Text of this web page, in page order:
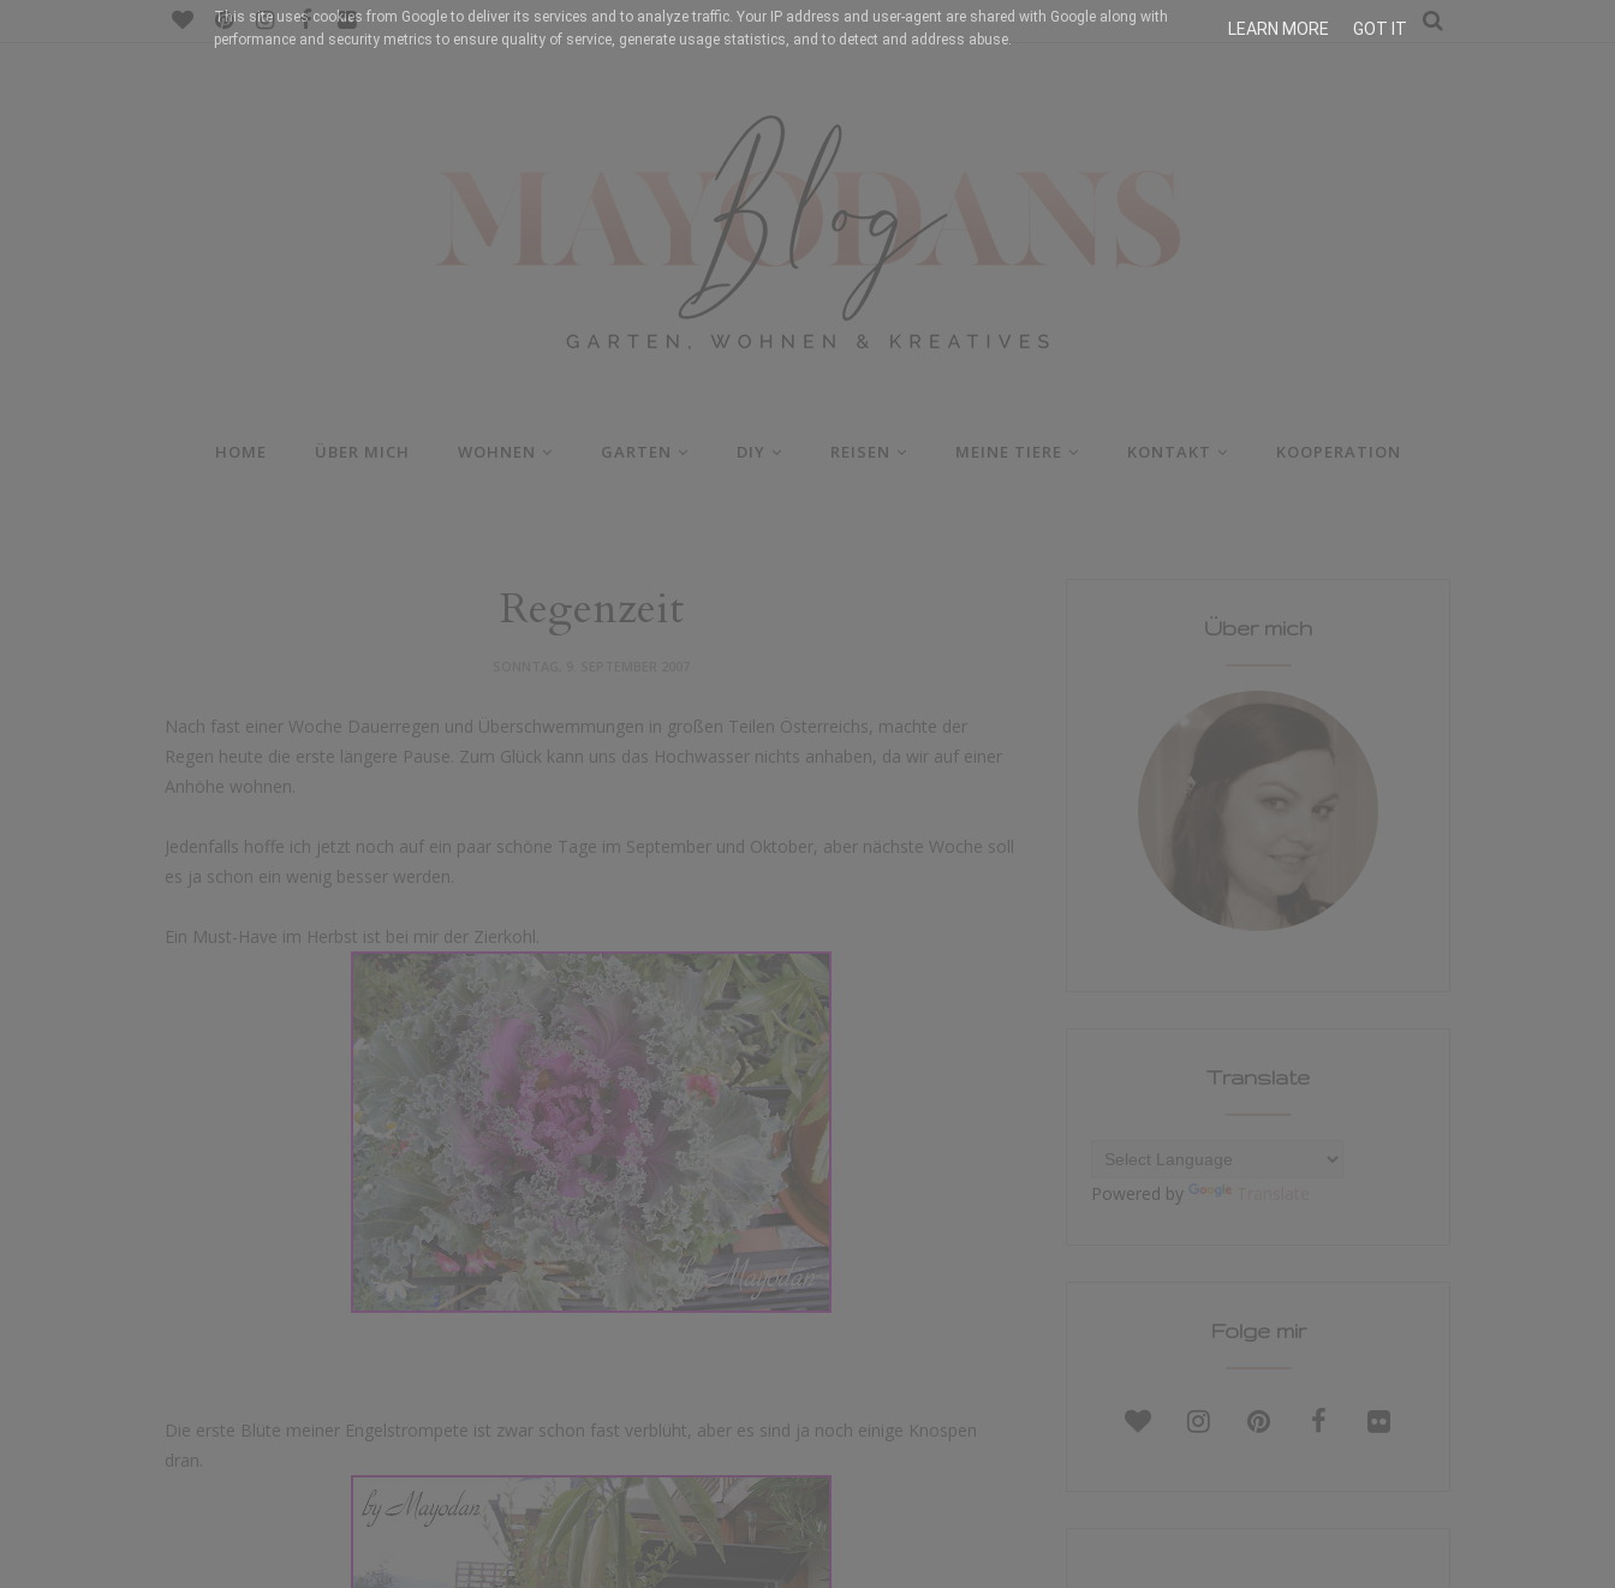
HOME ÜBER MICH WOHNEN GARTEN DIY REISEN MEINE TIERE KONTAKT KOOPERATION
Regenzeit
Nach fast einer Woche Dauerregen und Überschwemmungen in großen Teilen Österreichs, machte der
Regen heute die erste längere Pause. Zum Glück kann uns das Hochwasser nichts anhaben, da wir auf einer
Anhöhe wohnen.
Jedenfalls hoffe ich jetzt noch auf ein paar schöne Tage im September und Oktober, aber nächste Woche soll
es ja schon ein wenig besser werden.
Ein Must-Have im Herbst ist bei mir der Zierkohl.
Die erste Blüte meiner Engelstrompete ist zwar schon fast verblüht, aber es sind ja noch einige Knospen
dran.
Über mich
Translate
Powered by
Folge mir
This site uses cookies from Google to deliver its services and to analyze traffic. Your IP address and user-agent are shared with Google along with
performance and security metrics to ensure quality of service, generate usage statistics, and to detect and address abuse.
LEARN MORE GOT IT